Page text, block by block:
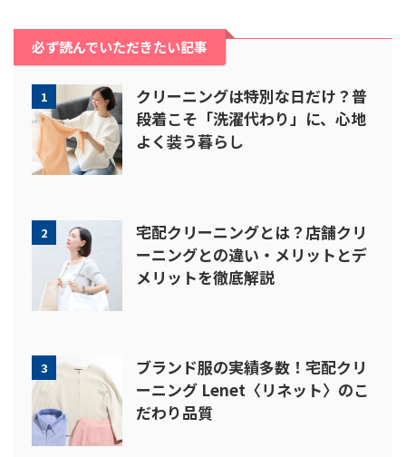
必ず読んでいただきたい記事
1
クリーニングは特別な日だけ？普
段着こそ「洗濯代わり」に、心地
よく装う暮らし
2
宅配クリーニングとは？店舗クリ
ーニングとの違い・メリットとデ
メリットを徹底解説
3
ブランド服の実績多数！宅配クリ
ーニング Lenet〈リネット〉のこ
だわり品質